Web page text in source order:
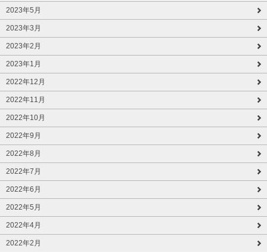
2023年5月
2023年3月
2023年2月
2023年1月
2022年12月
2022年11月
2022年10月
2022年9月
2022年8月
2022年7月
2022年6月
2022年5月
2022年4月
2022年2月